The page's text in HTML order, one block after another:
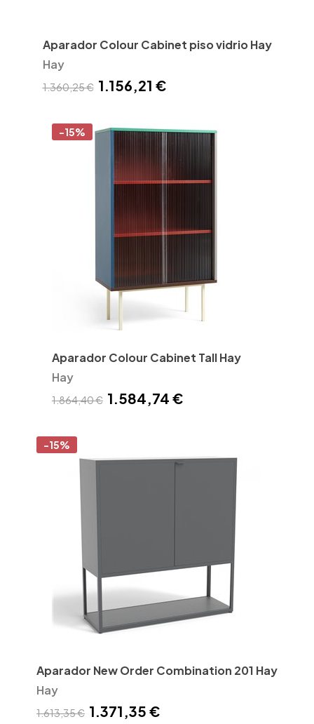
Aparador Colour Cabinet piso vidrio Hay
Hay
1.360,25 € 1.156,21 €
-15%
Aparador Colour Cabinet Tall Hay
Hay
1.864,40 € 1.584,74 €
-15%
Aparador New Order Combination 201 Hay
Hay
1.613,35 € 1.371,35 €